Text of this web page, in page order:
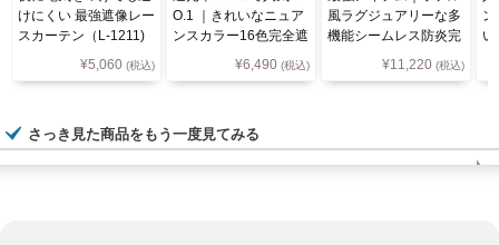
けにくい 最強遮像レー
スカーテン（L-1211)
¥5,060 (税込)
O.1 ｜きれいなニュア
ンスカラー16色完全遮
¥6,490 (税込)
風ラグジュアリーな多
機能シームレス防炎完
¥11,220 (税込)
ン
さっき見た商品をもう一度見てみる